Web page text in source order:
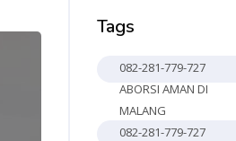
Tags
082-281-779-727
ABORSI AMAN DI
MALANG
082-281-779-727